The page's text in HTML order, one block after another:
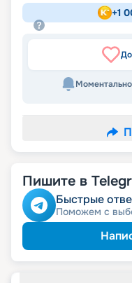
+1
Пишите в
Быстрые
Поможем с